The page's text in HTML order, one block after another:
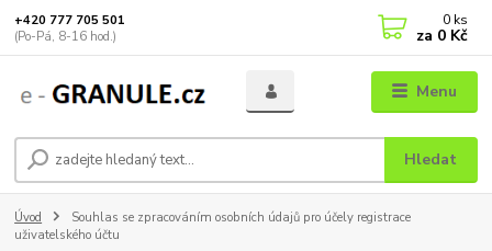
Menu
Hledat
+420 777 705 501
(Po-Pá, 8-16 hod.)
0 ks
za 0 Kč
Úvod
Souhlas se zpracováním osobních údajů pro účely registrace
uživatelského účtu